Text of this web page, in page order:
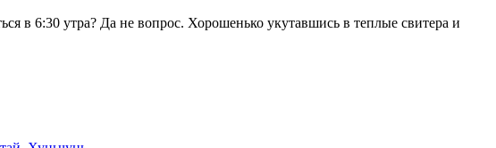
в 6:30 утра? Да не вопрос. Хорошенько укутавшись в теплые свитера и